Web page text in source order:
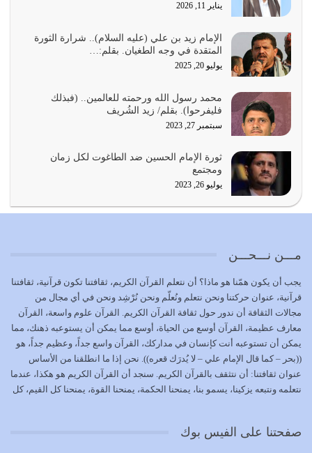
أمة عاجزة عن النهوض…
يوليو 23, 2026
بحبل الله جميعاً وليس كل…
يوليو 22, 2026
يشاء ويذل من يشاء
يوليو 21, 2026
{إِنَّ الدِّينَ عِنْدَ اللَّهِ الْإسْلامُ} الدين الذي شرعه الله للناس في
تتحقق الحقوق للجميع
يوليو 18, 2026
بعض صفات المتقين {الصَّابِرِينَ وَالصَّادِقِينَ وَالْقَانِتِينَ
وَالْمُنْفِقِينَ…
يوليو 17, 2026
الاعتصام بحبل الله أمر إلهي للمؤمنين وهو بمثابة سبب بينهم
يوليو 16, 2026
يناير 11, 2026
الإمام زيد بن علي (عليه السلام).. شرارة الثورة
المتقدة في وجه الطغيان. بقلم:…
يوليو 20, 2025
محمد رسول الله ورحمته للعالمين.. (فبذلك
فليفرحوا). بقلم/ زيد الشُريف
سبتمبر 27, 2023
ثورة الإمام الحسين ضد الطاغوت لكل زمان
ومجتمع
يوليو 26, 2023
مـــن نـــحـــن
يجب أن يكون همّنا هو ماذا؟ أن نتعلم القرآن الكريم، ثقافتنا تكون قرآنية، ثقافتنا
قرآنية، عنوان حركتنا ونحن نتعلم ونُعلّم ونحن نُرْشِد ونحن في أي مجال من
مجالات الثقافة أن ندور حول ثقافة القرآن الكريم. القرآن علوم واسعة، القرآن
معارف عظيمة، القرآن أوسع من الحياة، أوسع مما يمكن أن يستوعبه ذهنك، مما
يمكن أن تستوعبه أنت كإنسان في مداركك، القرآن واسع جداً، وعظيم جداً، هو
((بحر – كما قال الإمام علي – لا يُدرَك قعره)). نحن إذا ما انطلقنا من الأساس
عنوان ثقافتنا: أن نتثقف بالقرآن الكريم. سنجد أن القرآن الكريم هو هكذا، عندما
نتعلمه ونتبعه يزكينا، يسمو بنا، يمنحنا الحكمة، يمنحنا القوة، يمنحنا كل القيم، كل
بمستوى أن نثقف الآخرين بالقرآن الكريم، وأن نتثقف بثقافة القرآن الكريم
صفحتنا على الفيس بوك